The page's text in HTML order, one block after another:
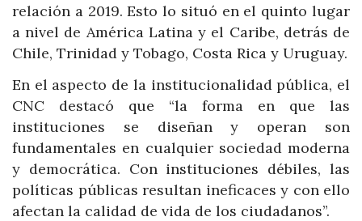
relación a 2019. Esto lo situó en el quinto lugar
a nivel de América Latina y el Caribe, detrás de
Chile, Trinidad y Tobago, Costa Rica y Uruguay.
En el aspecto de la institucionalidad pública, el
CNC destacó que “la forma en que las
instituciones se diseñan y operan son
fundamentales en cualquier sociedad moderna
y democrática. Con instituciones débiles, las
políticas públicas resultan ineficaces y con ello
afectan la calidad de vida de los ciudadanos”.